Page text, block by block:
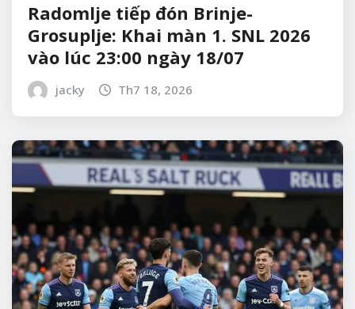
Radomlje tiếp đón Brinje-
Grosuplje: Khai màn 1. SNL 2026
vào lúc 23:00 ngày 18/07
jacky Th7 18, 2026